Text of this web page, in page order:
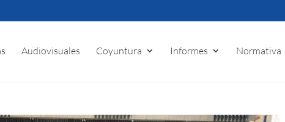
Audiovisuales Coyuntura Informes Normativa